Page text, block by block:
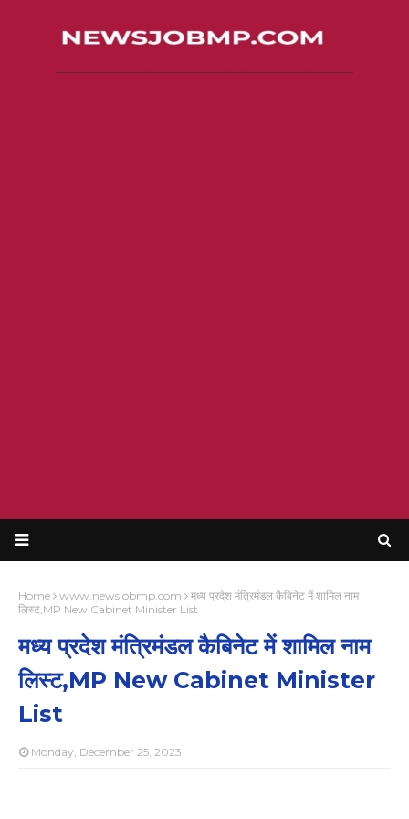
Home www.newsjobmp.com
मध्य प्रदेश मंत्रिमंडल कैबिनेट में शामिल नाम
लिस्ट,MP New Cabinet Minister List
मध्य प्रदेश मंत्रिमंडल कैबिनेट में शामिल नाम
लिस्ट,MP New Cabinet Minister
List
Monday, December 25, 2023